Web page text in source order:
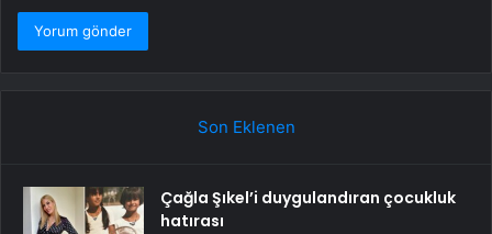
Son Eklenen
Çağla Şıkel’i duygulandıran çocukluk
hatırası